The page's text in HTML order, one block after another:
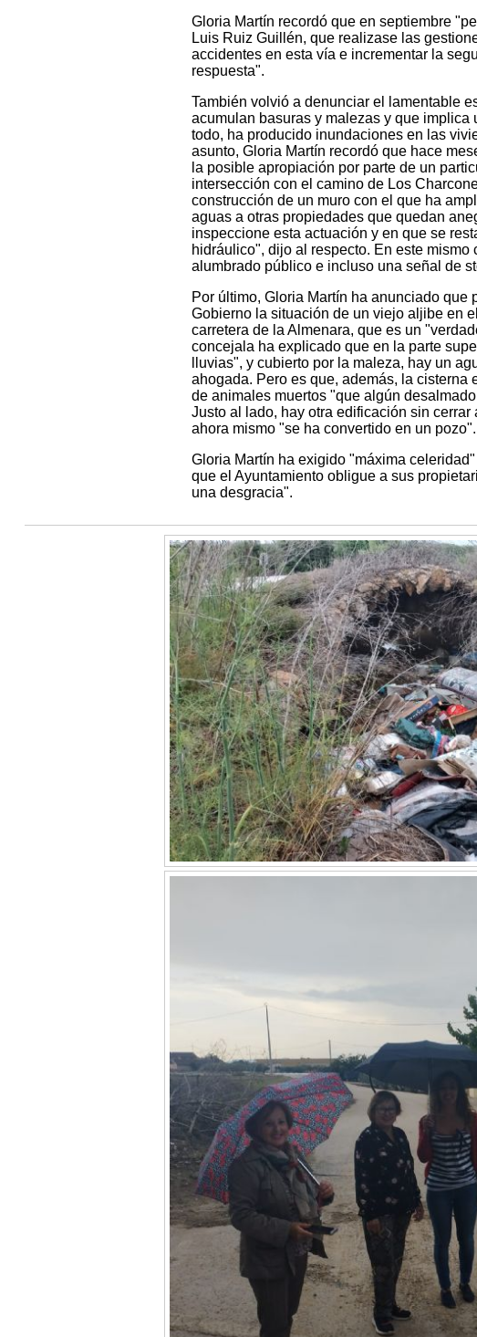
Gloria Martín recordó que en septiembre
Luis Ruiz Guillén, que realizase las
accidentes en esta vía e incrementar la
respuesta".
También volvió a denunciar el lamentable
acumulan basuras y malezas y que
todo, ha producido inundaciones en las
asunto, Gloria Martín recordó que hace
la posible apropiación por parte de un
intersección con el camino de Los
construcción de un muro con el que ha
aguas a otras propiedades que quedan
inspeccione esta actuación y en que se
hidráulico", dijo al respecto. En este
alumbrado público e incluso una señal de
Por último, Gloria Martín ha anunciado
Gobierno la situación de un viejo aljibe en
carretera de la Almenara, que es un
concejala ha explicado que en la parte
lluvias", y cubierto por la maleza, hay un
ahogada. Pero es que, además, la
de animales muertos "que algún
Justo al lado, hay otra edificación sin
ahora mismo "se ha convertido en un pozo".
Gloria Martín ha exigido "máxima
que el Ayuntamiento obligue a sus
una desgracia".